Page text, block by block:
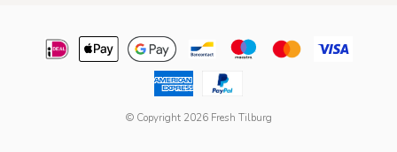
© Copyright 2026 Fresh Tilburg